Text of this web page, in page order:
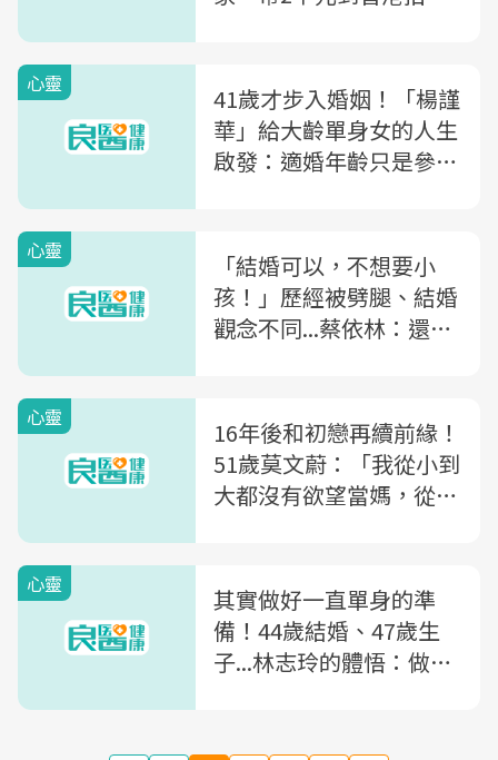
心靈
41歲才步入婚姻！「楊謹
華」給大齡單身女的人生
啟發：適婚年齡只是參
心靈
「結婚可以，不想要小
孩！」歷經被劈腿、結婚
觀念不同...蔡依林：還是
心靈
16年後和初戀再續前緣！
51歲莫文蔚：「我從小到
大都沒有欲望當媽，從沒
心靈
其實做好一直單身的準
備！44歲結婚、47歲生
子...林志玲的體悟：做一